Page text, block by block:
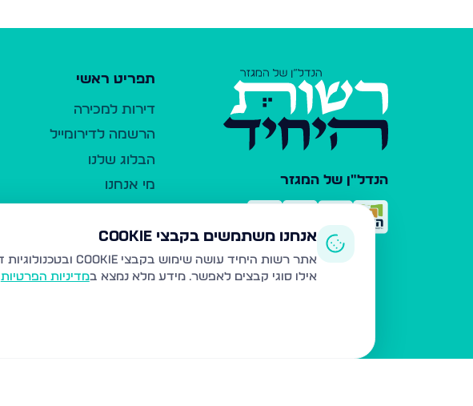
הנדל"ן של המגזר
תפריט ראשי
דירות למכירה
הרשמה לדירומייל
הבלוג שלנו
מי אנחנו
כלי עזר
פרסום ברשות היחיד
משרדי תיווך
אנחנו משתמשים בקבצי Cookie
אתר רשות היחיד עושה שימוש בקבצי Cookie ובטכנולוגיות דומות לצורך תפעול האתר, שיפור חוויית המשתמש, ניתוח שימוש ושיווק מותאם.
אילו סוגי קבצים לאפשר. מידע מלא נמצא במדיניות הפרטיות